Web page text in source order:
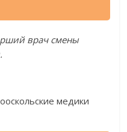
врач смены
медики